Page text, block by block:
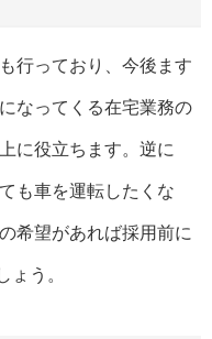
行っており、今後ます
なってくる在宅業務の
に役立ちます。逆に
ても車を運転したくな
希望があれば採用前に
ょう。